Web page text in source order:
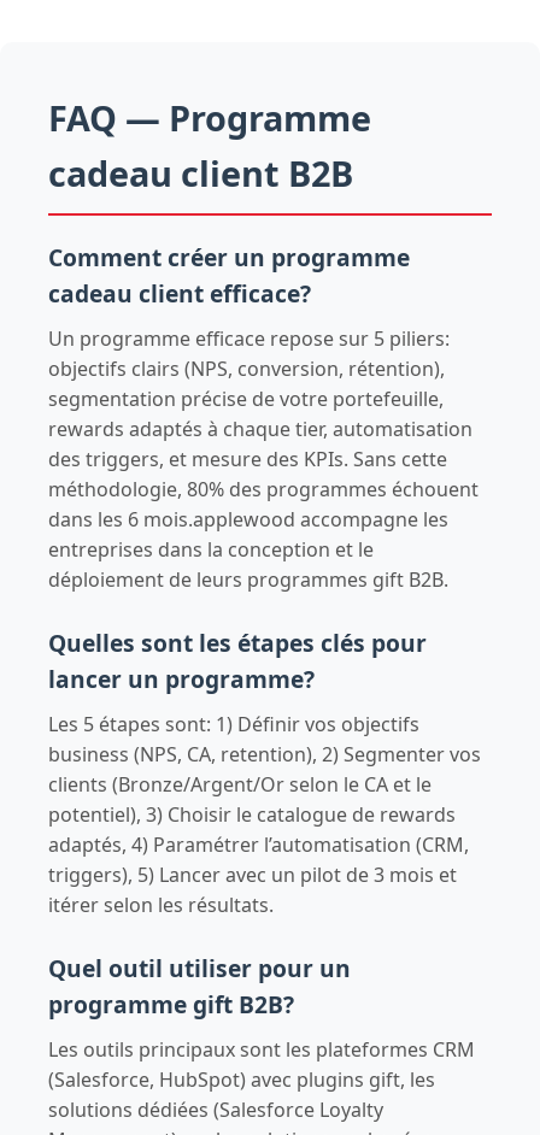
FAQ — Programme
cadeau client B2B
Comment créer un programme
cadeau client efficace?
Un programme efficace repose sur 5 piliers:
objectifs clairs (NPS, conversion, rétention),
segmentation précise de votre portefeuille,
rewards adaptés à chaque tier, automatisation
des triggers, et mesure des KPIs. Sans cette
méthodologie, 80% des programmes échouent
dans les 6 mois.applewood accompagne les
entreprises dans la conception et le
déploiement de leurs programmes gift B2B.
Quelles sont les étapes clés pour
lancer un programme?
Les 5 étapes sont: 1) Définir vos objectifs
business (NPS, CA, retention), 2) Segmenter vos
clients (Bronze/Argent/Or selon le CA et le
potentiel), 3) Choisir le catalogue de rewards
adaptés, 4) Paramétrer l’automatisation (CRM,
triggers), 5) Lancer avec un pilot de 3 mois et
itérer selon les résultats.
Quel outil utiliser pour un
programme gift B2B?
Les outils principaux sont les plateformes CRM
(Salesforce, HubSpot) avec plugins gift, les
solutions dédiées (Salesforce Loyalty